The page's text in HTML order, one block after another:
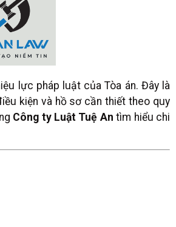
lực pháp luật của Tòa án. Đây là
kiện và hồ sơ cần thiết theo quy
Công ty Luật Tuệ An tìm hiểu chi